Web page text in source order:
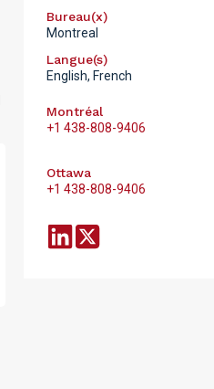
Bureau(x)
Montreal
Langue(s)
English, French
Montréal
+1 438-808-9406
Ottawa
+1 438-808-9406